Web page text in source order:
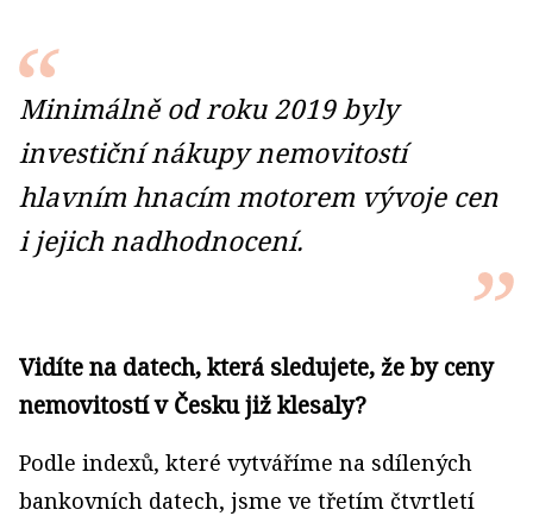
Minimálně od roku 2019 byly
investiční nákupy nemovitostí
hlavním hnacím motorem vývoje cen
i jejich nadhodnocení.
Vidíte na datech, která sledujete, že by ceny
nemovitostí v Česku již klesaly?
Podle indexů, které vytváříme na sdílených
bankovních datech, jsme ve třetím čtvrtletí